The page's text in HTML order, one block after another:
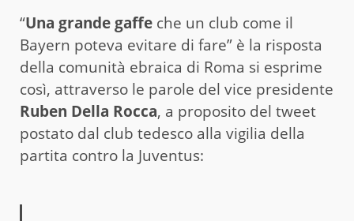
“Una grande gaffe che un club come il
Bayern poteva evitare di fare” è la risposta
della comunità ebraica di Roma si esprime
così, attraverso le parole del vice presidente
Ruben Della Rocca, a proposito del tweet
postato dal club tedesco alla vigilia della
partita contro la Juventus: